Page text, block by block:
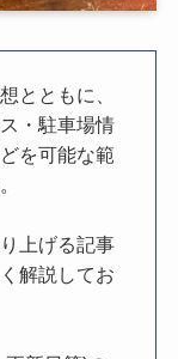
とともに、
・駐車場情
を可能な範
上げる記事
解説してお